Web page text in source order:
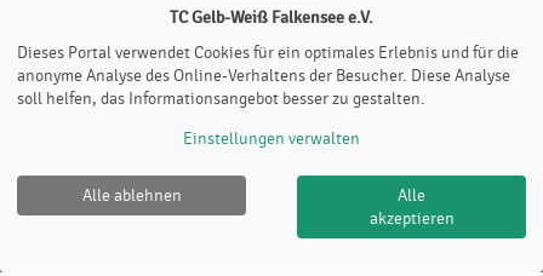
TC Gelb-Weiß Falkensee e.V.
Dieses Portal verwendet Cookies für ein optimales Erlebnis und für die
anonyme Analyse des Online-Verhaltens der Besucher. Diese Analyse
soll helfen, das Informationsangebot besser zu gestalten.
Einstellungen verwalten
Alle ablehnen
Alle
akzeptieren